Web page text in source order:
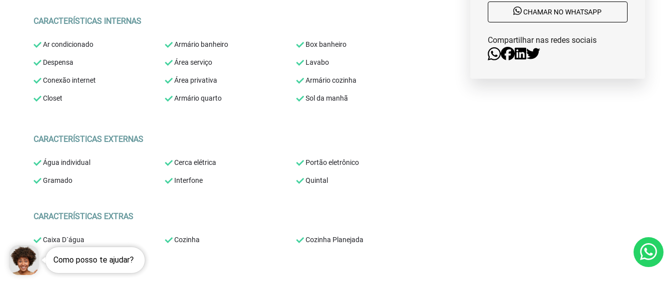
CARACTERÍSTICAS INTERNAS
Ar condicionado Armário banheiro Box banheiro
Despensa Área serviço Lavabo
Conexão internet Área privativa Armário cozinha
Closet Armário quarto Sol da manhã
CARACTERÍSTICAS EXTERNAS
Água individual Cerca elétrica Portão eletrônico
Gramado Interfone Quintal
CARACTERÍSTICAS EXTRAS
Caixa D´água Cozinha Cozinha Planejada
CHAMAR NO WHATSAPP
Compartilhar nas redes sociais
Como posso te ajudar?